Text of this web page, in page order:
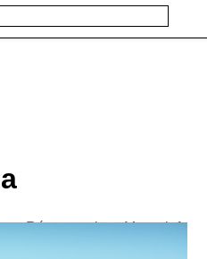
Rétrospectives Mots clefs